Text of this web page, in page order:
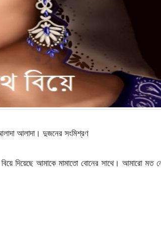
আলাদা। দুজনের সংমিশ্রণ
দিয়েছে আমাকে মামাতো বোনের সাথে। আমারো মত